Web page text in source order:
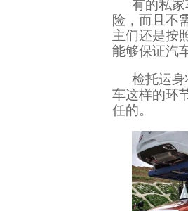
有的私
险，而且不
主们还是按
能够保证汽
检托运
车这样的环
任的。